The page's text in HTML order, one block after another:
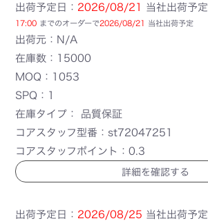
出荷予定日： 2026/08/21 当社出荷予定
17:00 までのオーダーで2026/08/21 当社出荷予定
出荷元：N/A
在庫数：15000
MOQ：1053
SPQ：1
在庫タイプ： 品質保証
コアスタッフ型番：st72047251
コアスタッフポイント：0.3
詳細を確認する
出荷予定日： 2026/08/25 当社出荷予定